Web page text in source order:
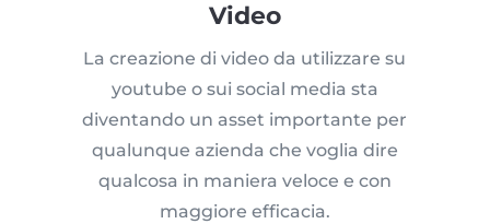
Video
La creazione di video da utilizzare su
youtube o sui social media sta
diventando un asset importante per
qualunque azienda che voglia dire
qualcosa in maniera veloce e con
maggiore efficacia.